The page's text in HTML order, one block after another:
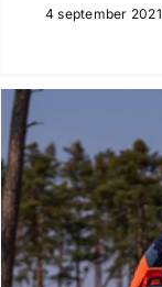
4 september 2021